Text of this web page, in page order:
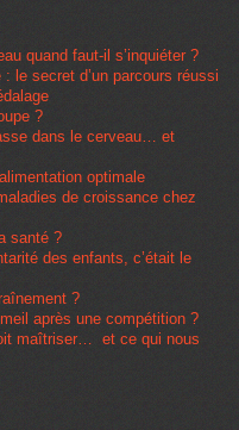
quand faut-il s’inquiéter ?
le secret d’un parcours réussi
?
dans le cerveau… et
optimale
de croissance chez
santé ?
des enfants, c’était le
?
après une compétition ?
maîtriser… et ce qui nous